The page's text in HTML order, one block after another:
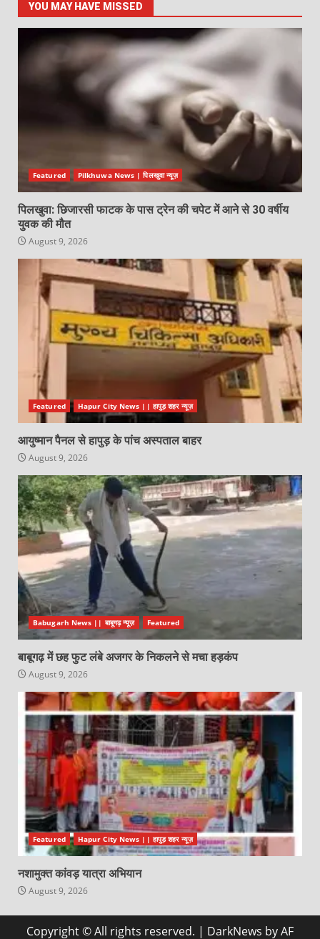
YOU MAY HAVE MISSED
Featured Pilkhuwa News | पिलखुवा न्यूज़
पिलखुवा: छिजारसी फाटक के पास ट्रेन की चपेट में आने से 30 वर्षीय
युवक की मौत
August 9, 2026
Featured Hapur City News || हापुड़ शहर न्यूज़
आयुष्मान पैनल से हापुड़ के पांच अस्पताल बाहर
August 9, 2026
Babugarh News || बाबूगढ़ न्यूज़ Featured
बाबूगढ़ में छह फुट लंबे अजगर के निकलने से मचा हड़कंप
August 9, 2026
Featured Hapur City News || हापुड़ शहर न्यूज़
नशामुक्त कांवड़ यात्रा अभियान
August 9, 2026
Copyright © All rights reserved. | DarkNews by AF